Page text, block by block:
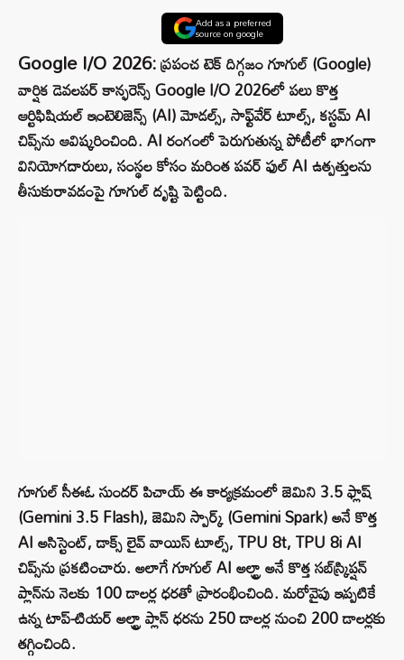
Add as a preferred
source on google
Google I/O 2026:ప్రపంచ టెక్ దిగ్గజం గూగుల్ (Google)
వార్షిక డెవలపర్ కాన్ఫరెన్స్ Google I/O 2026లో పలు కొత్త
ఆర్టిఫిషియల్ ఇంటెలిజెన్స్ (AI) మోడల్స్, సాఫ్ట్‌వేర్ టూల్స్, కస్టమ్ AI
చిప్స్‌ను ఆవిష్కరించింది. AI రంగంలో పెరుగుతున్న పోటీలో భాగంగా
వినియోగదారులు, సంస్థల కోసం మరింత పవర్ ఫుల్ AI ఉత్పత్తులను
తీసుకురావడంపై గూగుల్ దృష్టి పెట్టింది.
గూగుల్ సీఈఓ సుందర్ పిచాయ్ ఈ కార్యక్రమంలో జెమిని 3.5 ఫ్లాష్
(Gemini 3.5 Flash), జెమిని స్పార్క్ (Gemini Spark) అనే కొత్త
AI అసిస్టెంట్, డాక్స్ లైవ్ వాయిస్ టూల్స్, TPU 8t, TPU 8i AI
చిప్స్‌ను ప్రకటించారు. అలాగే గూగుల్ AI అల్ట్రా అనే కొత్త సబ్‌స్క్రిప్షన్
ప్లాన్‌ను నెలకు 100 డాలర్ల ధరతో ప్రారంభించింది. మరోవైపు ఇప్పటికే
ఉన్న టాప్-టియర్ అల్ట్రా ప్లాన్ ధరను 250 డాలర్ల నుంచి 200 డాలర్లకు
తగ్గించింది.